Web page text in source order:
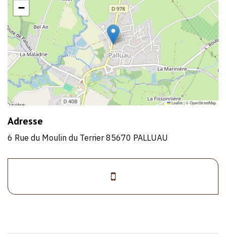
−
Leaflet|©OpenStreetMap
Adresse
6 Rue du Moulin du Terrier 85670 PALLUAU
>0681932316
1/1